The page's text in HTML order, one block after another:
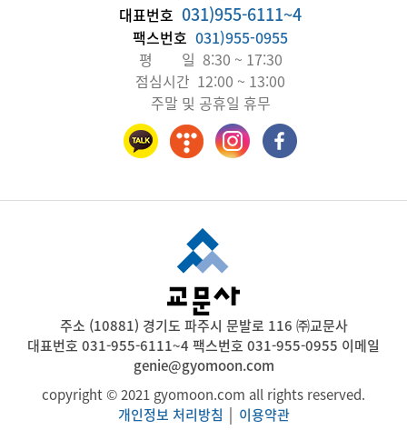
대표번호 031)955-6111~4
팩스번호 031)955-0955
평 일 8:30 ~ 17:30
점심시간 12:00 ~ 13:00
주말 및 공휴일 휴무
주소 (10881) 경기도 파주시 문발로 116 ㈜교문사
대표번호 031-955-6111~4 팩스번호 031-955-0955 이메일
genie@gyomoon.com
copyright © 2021 gyomoon.com all rights reserved.
개인정보 처리방침
이용약관